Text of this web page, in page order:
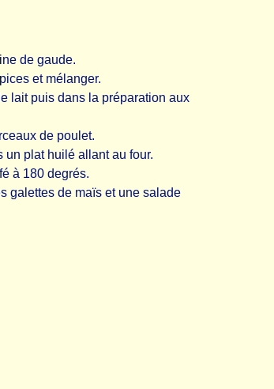
de gaude.
et mélanger.
lait puis dans la préparation aux
de poulet.
un plat huilé allant au four.
à 180 degrés.
galettes de maïs et une salade